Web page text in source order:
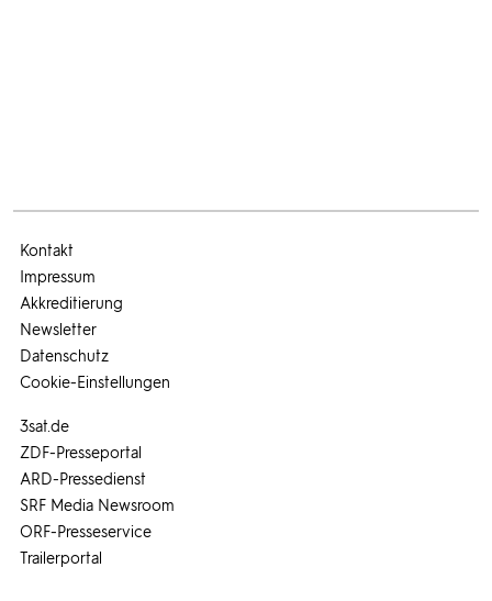
3sat.de
ZDF-Presseportal
ARD-Pressedienst
SRF Media Newsroom
ORF-Presseservice
Trailerportal
Kontakt
Impressum
Akkreditierung
Newsletter
Datenschutz
Cookie-Einstellungen